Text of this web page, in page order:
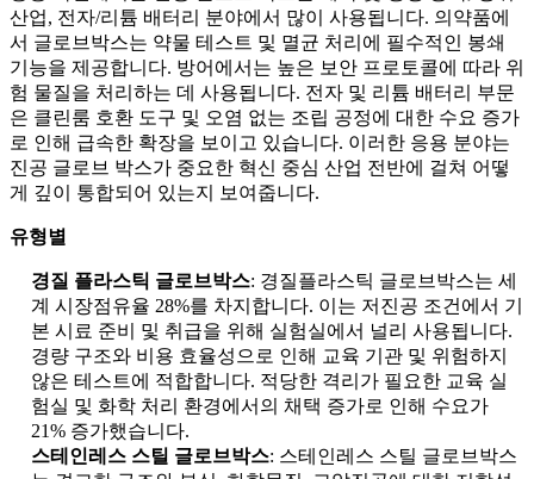
산업, 전자/리튬 배터리 분야에서 많이 사용됩니다. 의약품에
서 글로브박스는 약물 테스트 및 멸균 처리에 필수적인 봉쇄
기능을 제공합니다. 방어에서는 높은 보안 프로토콜에 따라 위
험 물질을 처리하는 데 사용됩니다. 전자 및 리튬 배터리 부문
은 클린룸 호환 도구 및 오염 없는 조립 공정에 대한 수요 증가
로 인해 급속한 확장을 보이고 있습니다. 이러한 응용 분야는
진공 글로브 박스가 중요한 혁신 중심 산업 전반에 걸쳐 어떻
게 깊이 통합되어 있는지 보여줍니다.
유형별
경질 플라스틱 글로브박스: 경질플라스틱 글로브박스는 세
계 시장점유율 28%를 차지합니다. 이는 저진공 조건에서 기
본 시료 준비 및 취급을 위해 실험실에서 널리 사용됩니다.
경량 구조와 비용 효율성으로 인해 교육 기관 및 위험하지
않은 테스트에 적합합니다. 적당한 격리가 필요한 교육 실
험실 및 화학 처리 환경에서의 채택 증가로 인해 수요가
21% 증가했습니다.
스테인레스 스틸 글로브박스: 스테인레스 스틸 글로브박스